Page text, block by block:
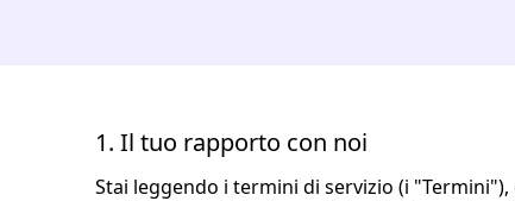
1. Il tuo rapporto con noi
Stai leggendo i termini di servizio (i